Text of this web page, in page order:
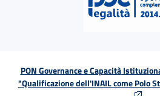
PON Governance e Capacità
"Qualificazione dell'INAIL come Polo